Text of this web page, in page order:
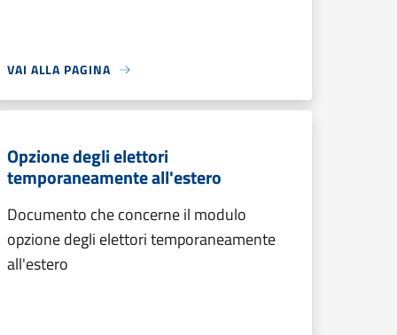
VAI ALLA PAGINA
Opzione degli elettori
temporaneamente all'estero
Documento che concerne il modulo
opzione degli elettori temporaneamente
all'estero